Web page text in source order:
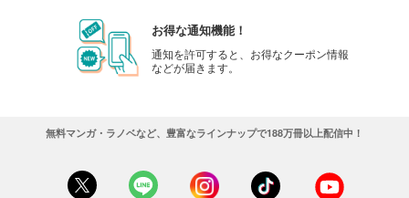
お得な通知機能！
通知を許可すると、お得なクーポン情報
などが届きます。
無料マンガ・ラノベなど、豊富なラインナップで188万冊以上配信中！